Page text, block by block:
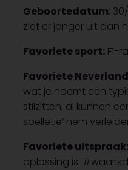
Geboortedatum:
ziet er jonger uit dan
Favoriete sport: F1-
Favoriete
wat je noemt een
stilzitten, al kunnen
spelletje’ hem
Favoriete uitspraak:
oplossing is.